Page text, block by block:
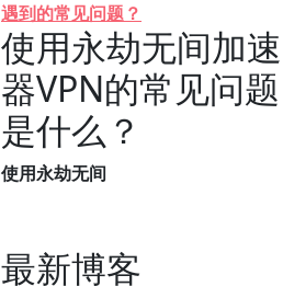
遇到的常见问题？
使用永劫无间加速
器VPN的常见问题
是什么？
使用永劫无间
最新博客